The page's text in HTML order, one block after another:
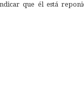
que él está